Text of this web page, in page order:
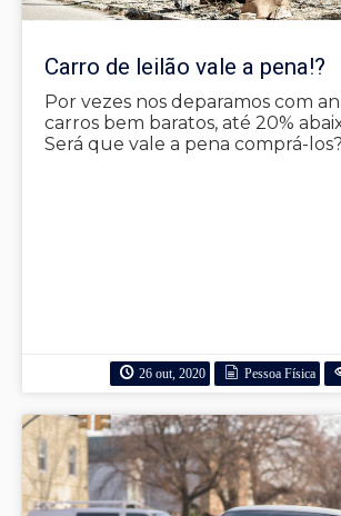
Carro de leilão vale a pena!?
Por vezes nos deparamos com
carros bem baratos, até 20%
Será que vale a pena comprá-los?
26 out, 2020 Pessoa Física